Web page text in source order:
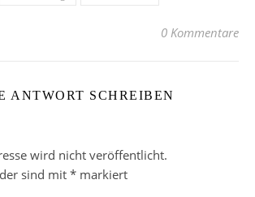
0 Kommentare
ANTWORT SCHREIBEN
wird nicht veröffentlicht.
sind mit * markiert